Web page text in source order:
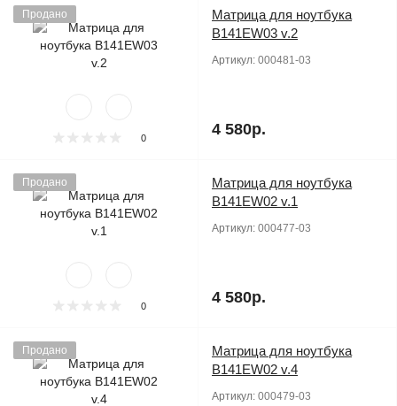
Продано
0
Матрица для ноутбука
B141EW03 v.2
Артикул: 000481-03
4 580р.
Продано
0
Матрица для ноутбука
B141EW02 v.1
Артикул: 000477-03
4 580р.
Продано
Матрица для ноутбука
B141EW02 v.4
Артикул: 000479-03